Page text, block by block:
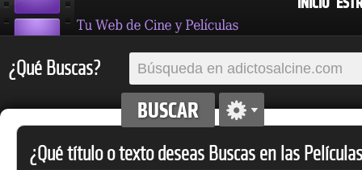
¿Qué Buscas?
¿Qué título o texto deseas Buscas en las